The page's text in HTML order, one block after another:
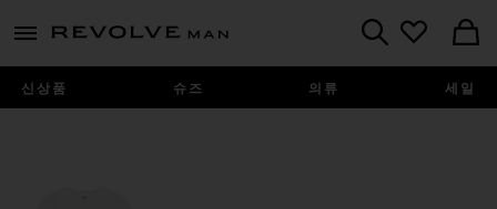
menu - shows more content
Revolve
신상품 슈즈 의류 세일